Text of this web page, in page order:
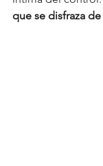
que se disfraza